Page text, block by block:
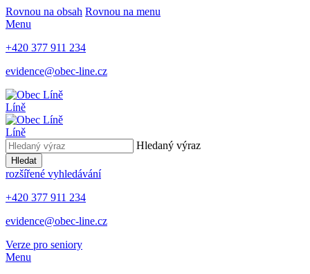
Rovnou na obsah Rovnou na menu
Menu
+420 377 911 234
evidence@obec-line.cz
Líně
Líně
Hledaný výraz
Hledat
rozšířené vyhledávání
+420 377 911 234
evidence@obec-line.cz
Verze pro seniory
Menu